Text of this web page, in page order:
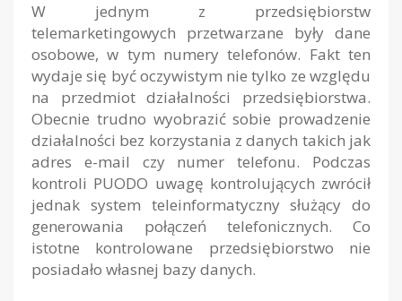
W jednym z przedsiębiorstw
telemarketingowych przetwarzane były dane
osobowe, w tym numery telefonów. Fakt ten
wydaje się być oczywistym nie tylko ze względu
na przedmiot działalności przedsiębiorstwa.
Obecnie trudno wyobrazić sobie prowadzenie
działalności bez korzystania z danych takich jak
adres e-mail czy numer telefonu. Podczas
kontroli PUODO uwagę kontrolujących zwrócił
jednak system teleinformatyczny służący do
generowania połączeń telefonicznych. Co
istotne kontrolowane przedsiębiorstwo nie
posiadało własnej bazy danych.